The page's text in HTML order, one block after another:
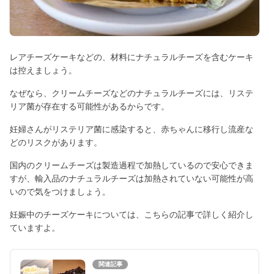
レアチーズケーキなどの、材料にナチュラルチーズを含むケーキ
は控えましょう。
なぜなら、クリームチーズなどのナチュラルチーズには、リステ
リア菌が存在する可能性があるからです。
妊婦さんがリステリア菌に感染すると、赤ちゃんに移行し流産な
どのリスクがあります。
国内のクリームチーズは製造過程で加熱しているので安心できま
すが、輸入品のナチュラルチーズは加熱されていない可能性が高
いので気をつけましょう。
妊娠中のチーズケーキについては、こちらの記事で詳しく紹介し
ていますよ。
関連記事